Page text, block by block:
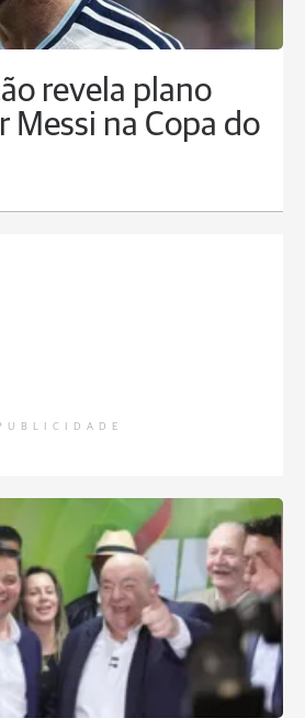
revela plano
Messi na Copa do